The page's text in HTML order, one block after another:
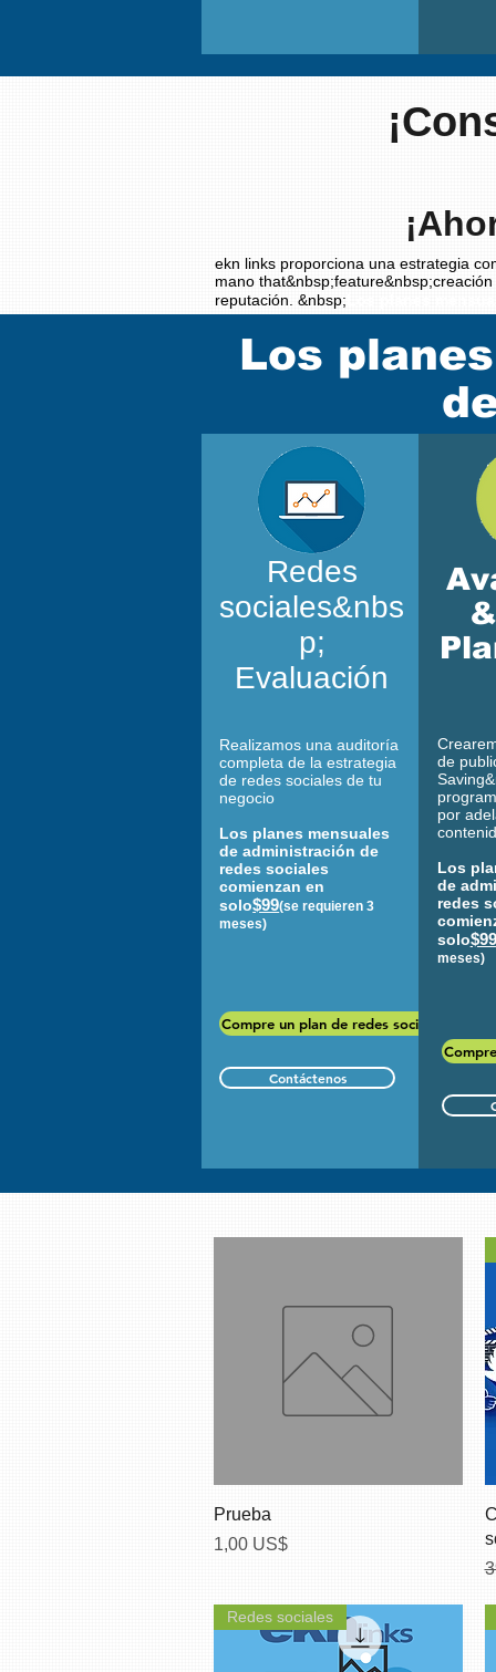
ekn links proporciona una estrategia
mano
reputación. &nbsp;
Los
Redes
sociales&nbs
p;
Evaluación
Realizamos una auditoría
completa de la estrategia
de redes sociales de tu
negocio
Los planes mensuales
de administración de
redes sociales
comienzan en
solo$99(se requieren 3
meses)
Compre un plan de redes sociales
Contáctenos
de
por
Los
de
redes
solo$99
meses)
Prueba
Precio
1,00 US$
Redes sociales